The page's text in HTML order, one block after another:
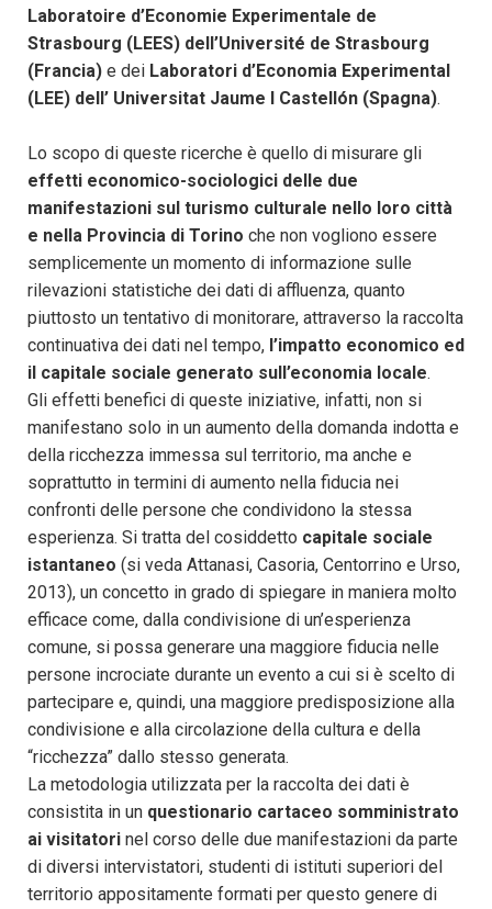
Laboratoire d’Economie Experimentale de
Strasbourg (LEES) dell’Université de Strasbourg
(Francia) e dei Laboratori d’Economia Experimental
(LEE) dell’ Universitat Jaume I Castellón (Spagna).
Lo scopo di queste ricerche è quello di misurare gli
effetti economico-sociologici delle due
manifestazioni sul turismo culturale nello loro città
e nella Provincia di Torino che non vogliono essere
semplicemente un momento di informazione sulle
rilevazioni statistiche dei dati di affluenza, quanto
piuttosto un tentativo di monitorare, attraverso la raccolta
continuativa dei dati nel tempo, l’impatto economico ed
il capitale sociale generato sull’economia locale.
Gli effetti benefici di queste iniziative, infatti, non si
manifestano solo in un aumento della domanda indotta e
della ricchezza immessa sul territorio, ma anche e
soprattutto in termini di aumento nella fiducia nei
confronti delle persone che condividono la stessa
esperienza. Si tratta del cosiddetto capitale sociale
istantaneo (si veda Attanasi, Casoria, Centorrino e Urso,
2013), un concetto in grado di spiegare in maniera molto
efficace come, dalla condivisione di un’esperienza
comune, si possa generare una maggiore fiducia nelle
persone incrociate durante un evento a cui si è scelto di
partecipare e, quindi, una maggiore predisposizione alla
condivisione e alla circolazione della cultura e della
“ricchezza” dallo stesso generata.
La metodologia utilizzata per la raccolta dei dati è
consistita in un questionario cartaceo somministrato
ai visitatori nel corso delle due manifestazioni da parte
di diversi intervistatori, studenti di istituti superiori del
territorio appositamente formati per questo genere di